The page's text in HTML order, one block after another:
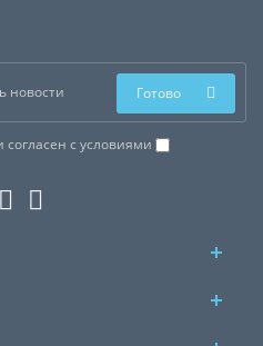
согласен с условиями
Готово